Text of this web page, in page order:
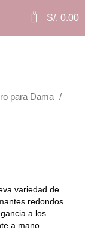
0 S/. 0.00
para Dama
variedad de
redondos
a los
a mano.